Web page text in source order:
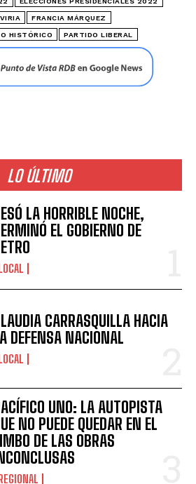
FRANCIA MÁRQUEZ
HISTÓRICO PARTIDO LIBERAL
LO ÚLTIMO
LA HORRIBLE NOCHE,
EL GOBIERNO DE
CARRASQUILLA HACIA
DEFENSA NACIONAL
UNO: LA AUTOPISTA
NO PUEDE QUEDAR EN EL
DE LAS OBRAS